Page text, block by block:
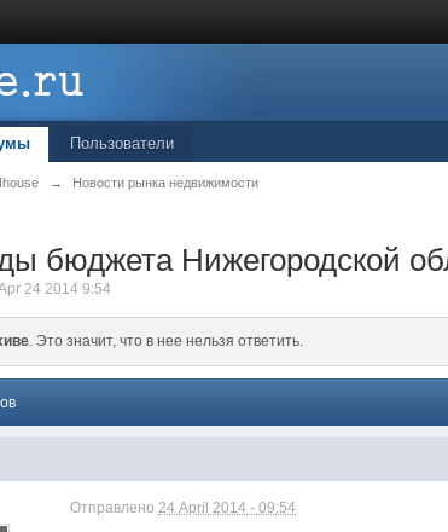
Пользователи
→ Новости рынка недвижимости
бюджета Нижегородской
24 2014 9:54
. Это значит, что в нее нельзя ответить.
Отправлено24 April 2014 - 09:54